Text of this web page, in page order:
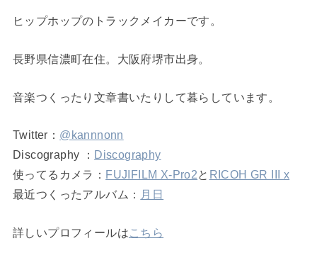
ヒップホップのトラックメイカーです。
長野県信濃町在住。大阪府堺市出身。
音楽つくったり文章書いたりして暮らしています。
Twitter： @kannnonn
Discography ： Discography
使ってるカメラ： FUJIFILM X-Pro2と RICOH GR III x
最近つくったアルバム： 月日
詳しいプロフィールはこちら